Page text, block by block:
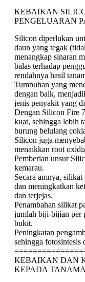
KEBAIKAN
PENGELUARAN
Silicon diperlukan
daun yang tegak
menangkap sinaran
balas terhadap
rendahnya hasil
Tumbuhan yang
dengan baik,
jenis penyakit yang
Dengan Silicon Fire
kuat, sehingga lebih
burung belulang
Silicon juga
menaikkan root
Pemberian unsur
kemarau.
Secara amnya,
dan meningkatkan
dan terjejas.
Penambahan silikat
jumlah biji-bijian per
bukit.
Peningkatan
sehingga
KEBAIKAN DAN
KEPADA